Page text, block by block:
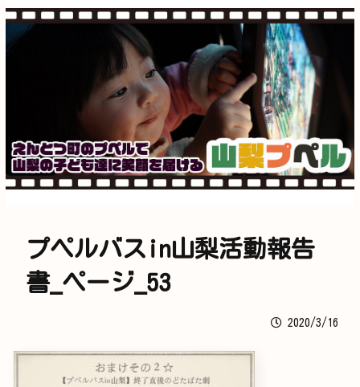
プペルバスin山梨活動報告
書_ページ_53
2020/3/16